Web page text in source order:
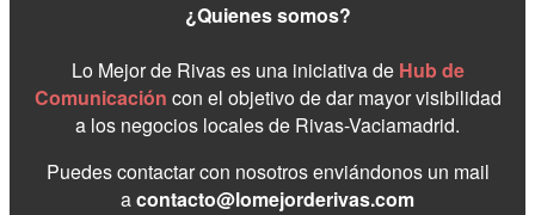
¿Quienes somos?
Lo Mejor de Rivas es una iniciativa de Hub de
Comunicación con el objetivo de dar mayor visibilidad
a los negocios locales de Rivas-Vaciamadrid.
Puedes contactar con nosotros enviándonos un mail
acontacto@lomejorderivas.com